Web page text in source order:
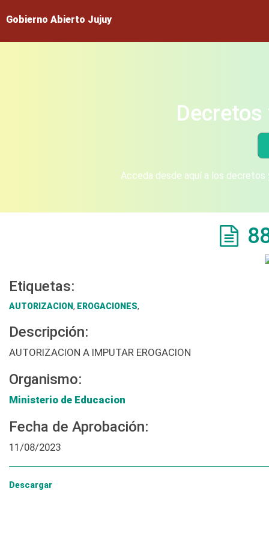
Gobierno Abierto Jujuy
Acceda desde aquí a los
Etiquetas:
AUTORIZACION, EROGACIONES,
Descripción:
AUTORIZACION A IMPUTAR EROGACION
Organismo:
Ministerio de Educacion
Fecha de Aprobación:
11/08/2023
Descargar